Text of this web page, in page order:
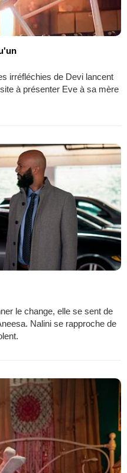
irréfléchies de Devi lancent
à présenter Eve à sa mère
le change, elle se sent de
Nalini se rapproche de